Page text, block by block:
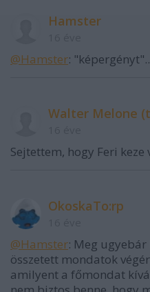
Hamster
@Hamster:
Walter Melone
Sejtettem, hogy Feri
OkoskaTo:rp
@Hamster: Meg
összetett mondatok
amilyent a főmondat